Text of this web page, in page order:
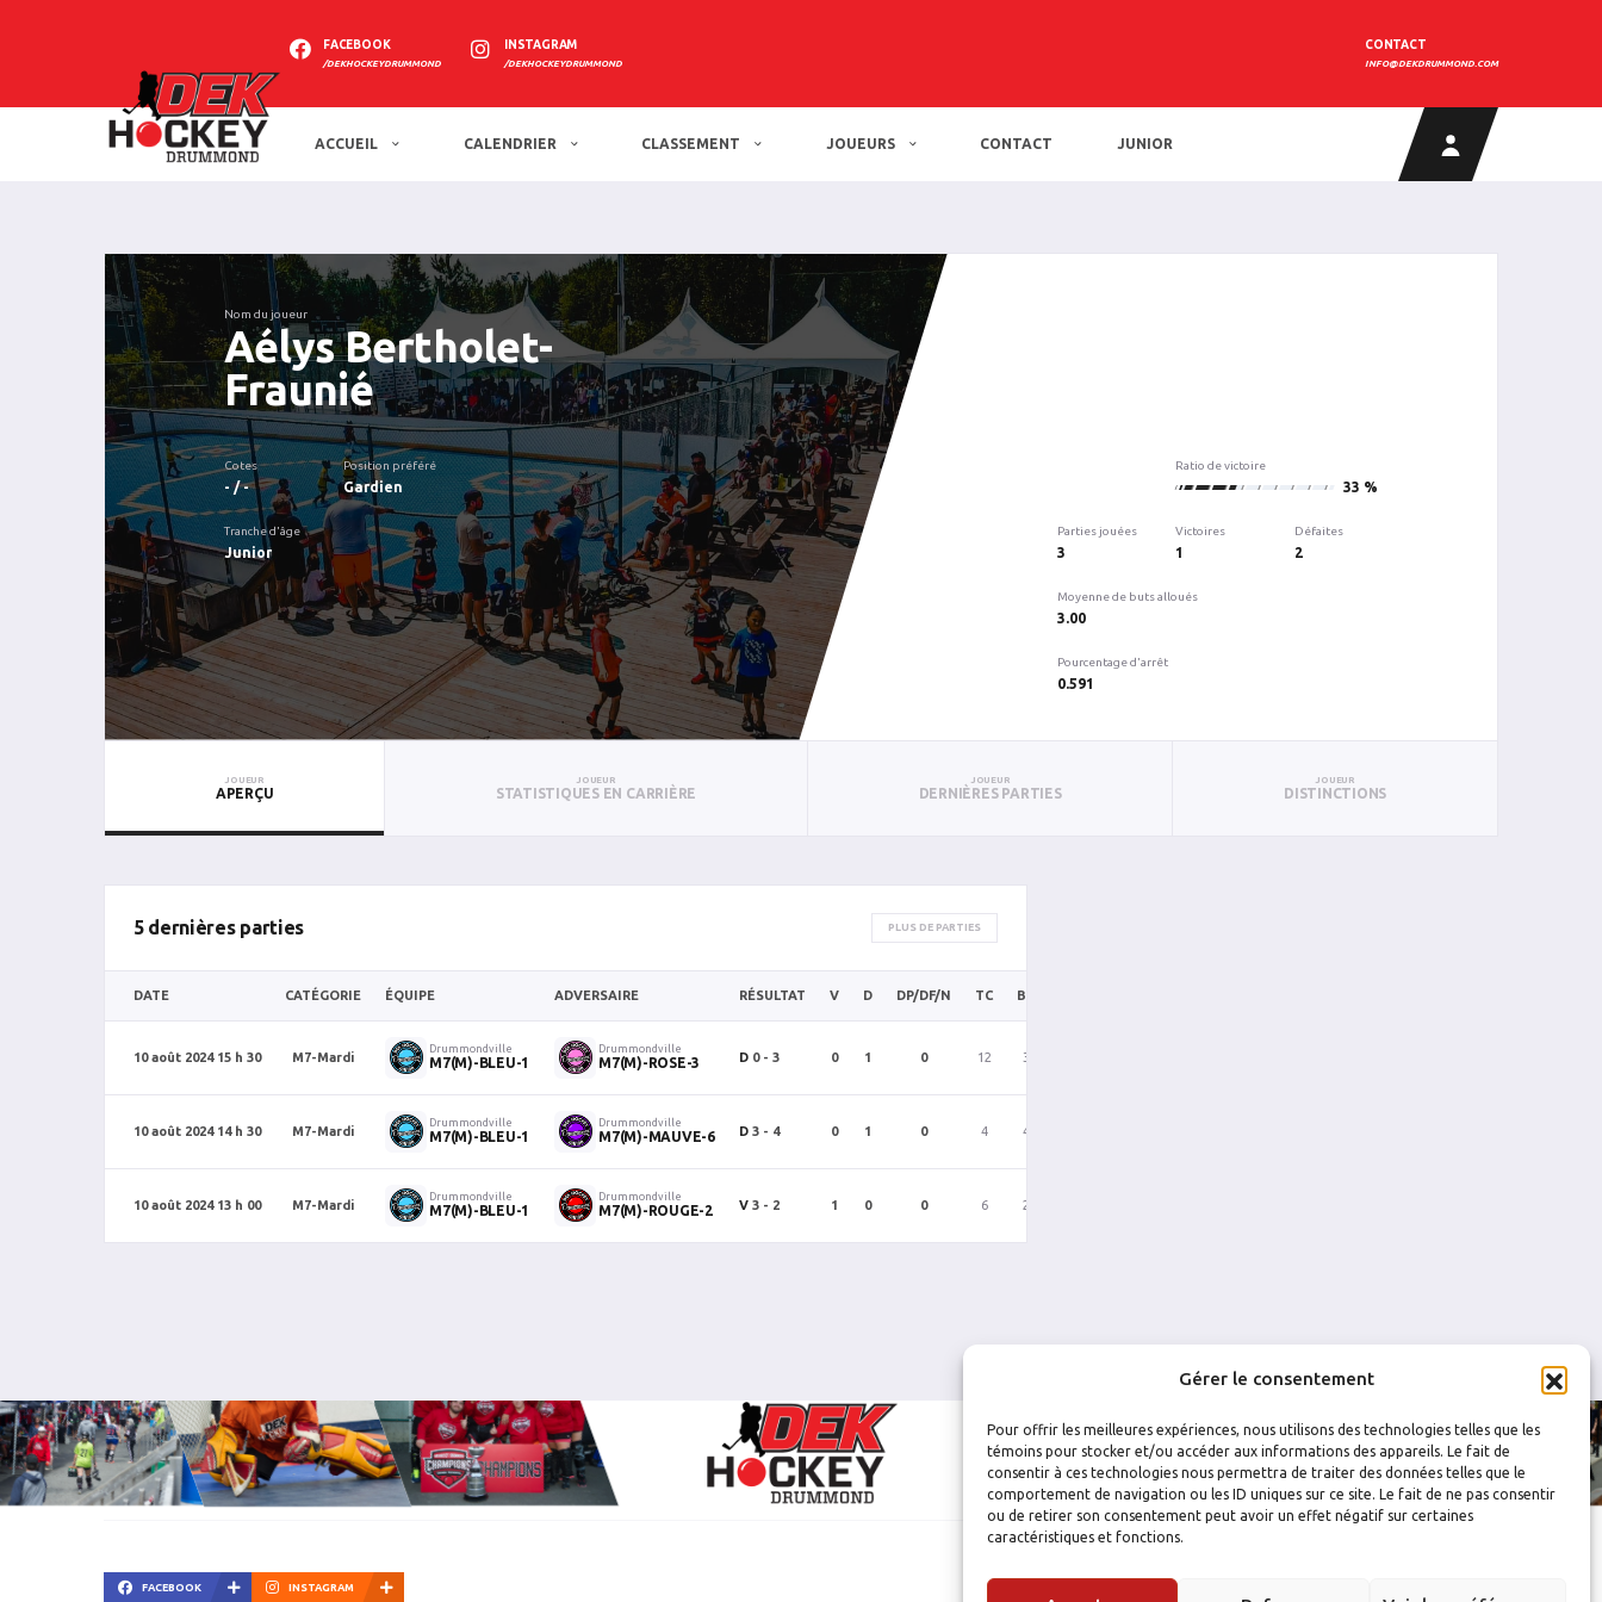
Gérer le consentement
Pour offrir les meilleures expériences, nous utilisons des technologies telles que les
témoins pour stocker et/ou accéder aux informations des appareils. Le fait de
consentir à ces technologies nous permettra de traiter des données telles que le
comportement de navigation ou les ID uniques sur ce site. Le fait de ne pas consentir
ou de retirer son consentement peut avoir un effet négatif sur certaines
caractéristiques et fonctions.
FACEBOOK
/DEKHOCKEYDRUMMOND
INSTAGRAM
/DEKHOCKEYDRUMMOND
CONTACT
INFO@DEKDRUMMOND.COM
ACCUEIL CALENDRIER CLASSEMENT JOUEURS CONTACT JUNIOR
Nom du joueur
Aélys Bertholet-
Fraunié
Cotes
- / -
Position préféré
Gardien
Tranche d'âge
Junior
Ratio de victoire
1 33 %
Parties jouées
3
Victoires
1
Défaites
2
Moyenne de buts alloués
3.00
Pourcentage d'arrêt
0.591
JOUEUR
APERÇU
JOUEUR
STATISTIQUES EN CARRIÈRE
JOUEUR
DERNIÈRES PARTIES
JOUEUR
DISTINCTIONS
5 dernières parties PLUS DE PARTIES
DATE CATÉGORIE ÉQUIPE ADVERSAIRE RÉSULTAT V D DP/DF/N TC BC
10 août 2024 15 h 30 M7-Mardi
Drummondville
M7(M)-BLEU-1
Drummondville
M7(M)-ROSE-3 D 0 - 3 0 1 0 12 3
10 août 2024 14 h 30 M7-Mardi
Drummondville
M7(M)-BLEU-1
Drummondville
M7(M)-MAUVE-6 D 3 - 4 0 1 0 4 4
10 août 2024 13 h 00 M7-Mardi
Drummondville
M7(M)-BLEU-1
Drummondville
M7(M)-ROUGE-2 V 3 - 2 1 0 0 6 2
FACEBOOK INSTAGRAM